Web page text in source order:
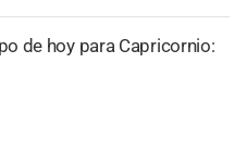
de hoy para Capricornio: